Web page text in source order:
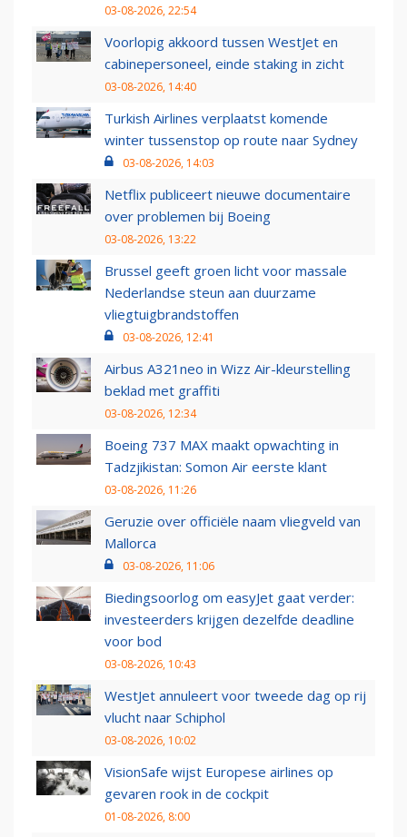
03-08-2026, 22:54
Voorlopig akkoord tussen WestJet en
cabinepersoneel, einde staking in zicht
03-08-2026, 14:40
Turkish Airlines verplaatst komende
winter tussenstop op route naar Sydney
03-08-2026, 14:03
Netflix publiceert nieuwe documentaire
over problemen bij Boeing
03-08-2026, 13:22
Brussel geeft groen licht voor massale
Nederlandse steun aan duurzame
vliegtuigbrandstoffen
03-08-2026, 12:41
Airbus A321neo in Wizz Air-kleurstelling
beklad met graffiti
03-08-2026, 12:34
Boeing 737 MAX maakt opwachting in
Tadzjikistan: Somon Air eerste klant
03-08-2026, 11:26
Geruzie over officiële naam vliegveld van
Mallorca
03-08-2026, 11:06
Biedingsoorlog om easyJet gaat verder:
investeerders krijgen dezelfde deadline
voor bod
03-08-2026, 10:43
WestJet annuleert voor tweede dag op rij
vlucht naar Schiphol
03-08-2026, 10:02
VisionSafe wijst Europese airlines op
gevaren rook in de cockpit
01-08-2026, 8:00